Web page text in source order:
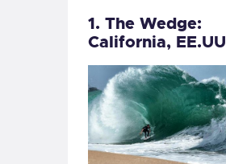
1. The Wedge:
California, EE.UU